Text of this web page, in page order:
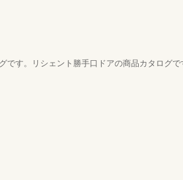
です。リシェント勝手口ドアの商品カタログで